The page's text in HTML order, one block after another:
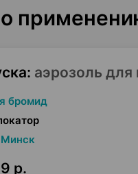
: аэрозоль для
бромид
Минск
р.